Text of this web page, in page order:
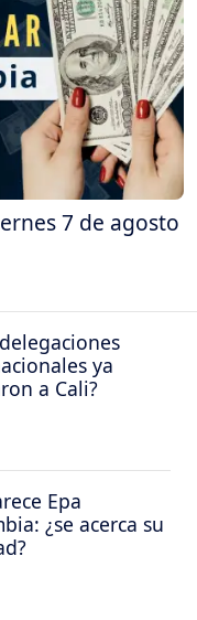
7 de agosto
ya
a Cali?
Epa
¿se acerca su